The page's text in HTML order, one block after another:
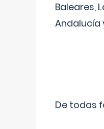
Baleares,
Andalucía
De todas